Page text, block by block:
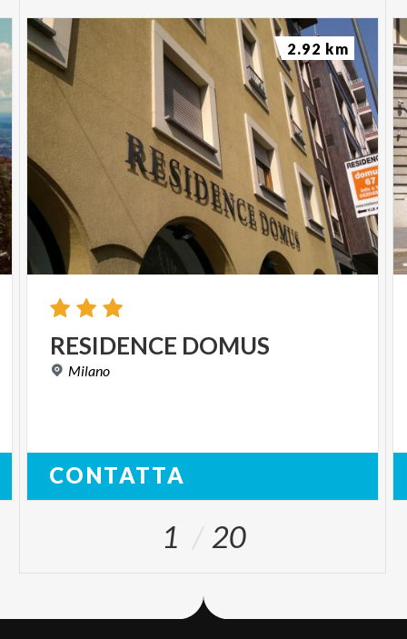
RESIDENCE DOMUS
Milano
CONTATTA
2.92 km
1 20